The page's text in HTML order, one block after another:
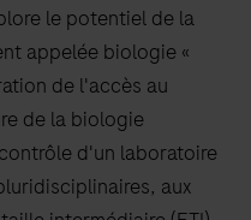
le potentiel de la
appelée biologie «
de l'accès au
de la biologie
d'un laboratoire
aux